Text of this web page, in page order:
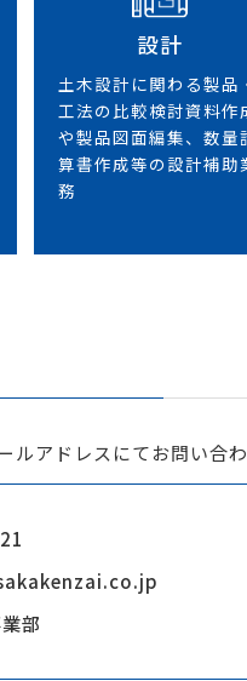
設計
土木設計に関わる製品
工法の比較検討資料作
や製品図面編集、数量
算書作成等の設計補助
務
ルアドレスにてお問い合わ
部